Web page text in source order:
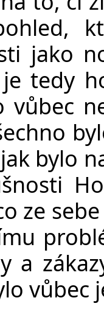
jako
je tedy
vůbec
bylo
ze
a
vůbec